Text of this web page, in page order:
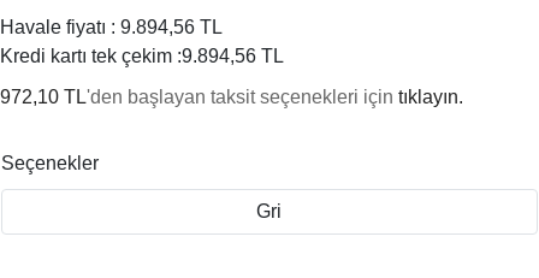
Havale fiyatı : 9.894,56 TL
Kredi kartı tek çekim :9.894,56 TL
972,10 TL'den başlayan taksit seçenekleri için tıklayın.
Seçenekler
Gri